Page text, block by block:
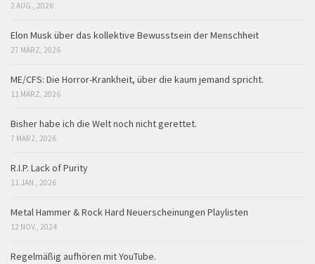
2 AUG., 2026
Elon Musk über das kollektive Bewusstsein der Menschheit
27 MÄRZ, 2026
ME/CFS: Die Horror-Krankheit, über die kaum jemand spricht.
11 MÄRZ, 2026
Bisher habe ich die Welt noch nicht gerettet.
7 MÄRZ, 2026
R.I.P. Lack of Purity
11 JAN., 2026
Metal Hammer & Rock Hard Neuerscheinungen Playlisten
12 NOV., 2024
Regelmäßig aufhören mit YouTube.